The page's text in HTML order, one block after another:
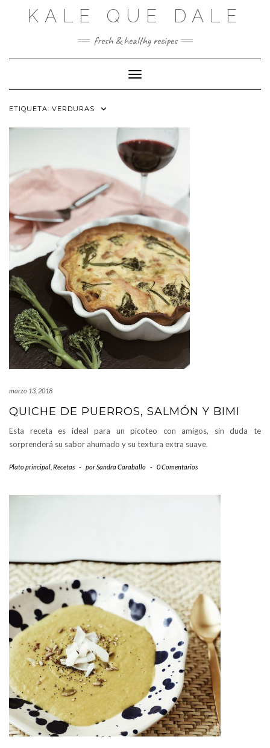
KALE QUE DALE
fresh & healthy recipes
Cambiar modo de navegación
ETIQUETA: VERDURAS
marzo 13, 2018
QUICHE DE PUERROS, SALMÓN Y BIMI
Esta receta es ideal para un picoteo con amigos, sin duda te
sorprenderá su sabor ahumado y su textura extra suave.
Plato principal Recetas - porSandra Caraballo - 0 Comentarios